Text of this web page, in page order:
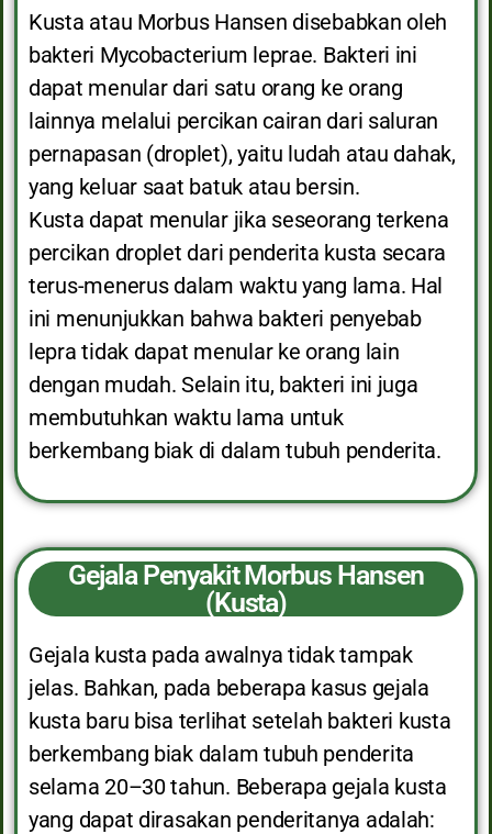
Kusta atau Morbus Hansen disebabkan oleh
bakteri Mycobacterium leprae. Bakteri ini
dapat menular dari satu orang ke orang
lainnya melalui percikan cairan dari saluran
pernapasan (droplet), yaitu ludah atau dahak,
yang keluar saat batuk atau bersin.
Kusta dapat menular jika seseorang terkena
percikan droplet dari penderita kusta secara
terus-menerus dalam waktu yang lama. Hal
ini menunjukkan bahwa bakteri penyebab
lepra tidak dapat menular ke orang lain
dengan mudah. Selain itu, bakteri ini juga
membutuhkan waktu lama untuk
berkembang biak di dalam tubuh penderita.
Gejala Penyakit Morbus Hansen
(Kusta)
Gejala kusta pada awalnya tidak tampak
jelas. Bahkan, pada beberapa kasus gejala
kusta baru bisa terlihat setelah bakteri kusta
berkembang biak dalam tubuh penderita
selama 20–30 tahun. Beberapa gejala kusta
yang dapat dirasakan penderitanya adalah: